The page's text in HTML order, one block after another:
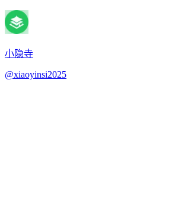
小隐寺
@xiaoyinsi2025